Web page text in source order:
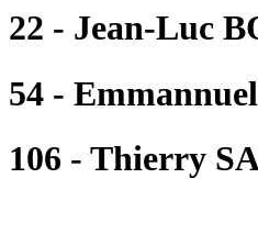
22 - Jean-Luc
54 -
106 - Thierry